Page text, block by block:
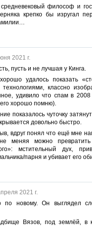
философ и
крепко бы изругал
2021 г.
пусть и не лучшая у Кинга.
удалось показать
классно
удивило что спам в
хорошо помню).
показалось чуточку
довольно быстро.
вдруг понял что ещё мне
меняя можно превратить
мстительный дух,
парня и убивает его
2021 г.
по новому. Он выглядел
Вязов, под землёй, в